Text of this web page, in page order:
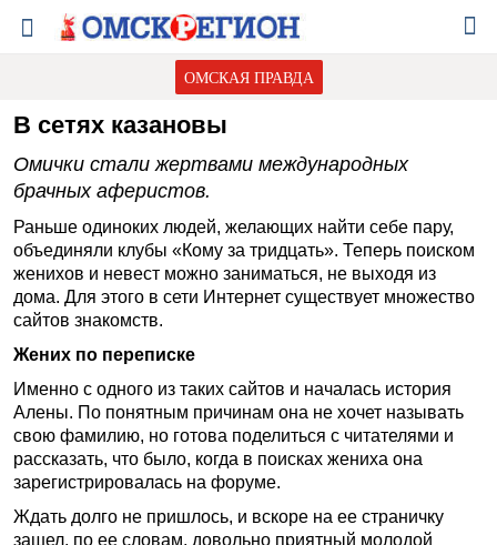
ОМСКАЯ ПРАВДА
В сетях казановы
Омички стали жертвами международных
брачных аферистов.
Раньше одиноких людей, желающих найти себе пару,
объединяли клубы «Кому за тридцать». Теперь поиском
женихов и невест можно заниматься, не выходя из
дома. Для этого в сети Интернет существует множество
сайтов знакомств.
Жених по переписке
Именно с одного из таких сайтов и началась история
Алены. По понятным причинам она не хочет называть
свою фамилию, но готова поделиться с читателями и
рассказать, что было, когда в поисках жениха она
зарегистрировалась на форуме.
Ждать долго не пришлось, и вскоре на ее страничку
зашел, по ее словам, довольно приятный молодой